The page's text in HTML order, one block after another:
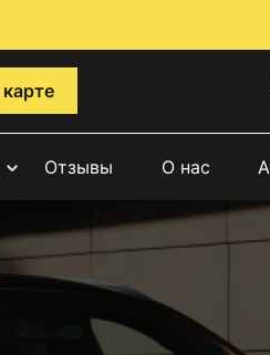
Отзывы О нас